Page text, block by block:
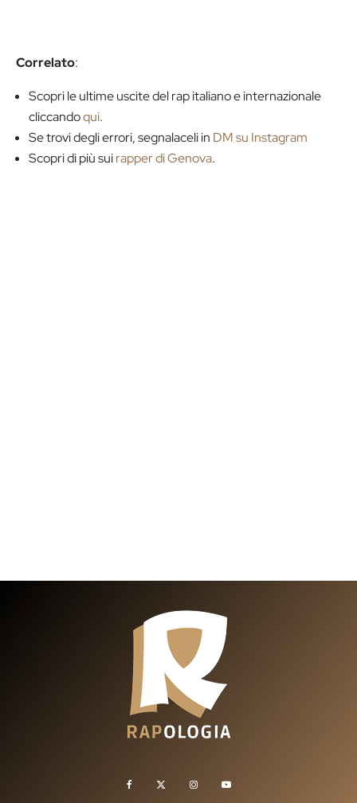
Correlato:
Scopri le ultime uscite del rap italiano e internazionale
cliccandoqui.
Se trovi degli errori, segnalaceli in DM su Instagram
Scopri di più suirapper di Genova.